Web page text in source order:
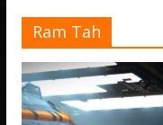
Ram Tah